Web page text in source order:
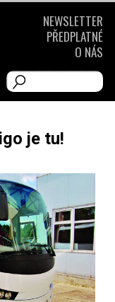
je tu!
NEWSLETTER
PŘEDPLATNÉ
O NÁS